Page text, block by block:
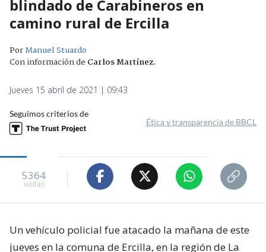
blindado de Carabineros en
camino rural de Ercilla
PorManuel Stuardo
Con información de Carlos Martínez.
Jueves 15 abril de 2021 | 09:43
Seguimos criterios de
Ética y transparencia de BBCL
5364
visitas
Un vehículo policial fue atacado la mañana de este
jueves en la comuna de Ercilla, en la región de La